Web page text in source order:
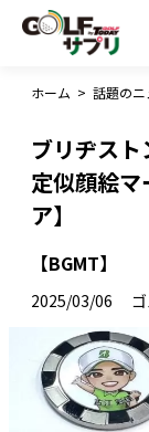
ホーム > 話題のニ
ブリヂス
定似顔絵
ア】
【BGMT】
2025/03/06